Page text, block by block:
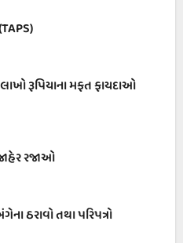
રૂપિયાના મફત ફાયદાઓ
રજાઓ
ઠરાવો તથા પરિપત્રો